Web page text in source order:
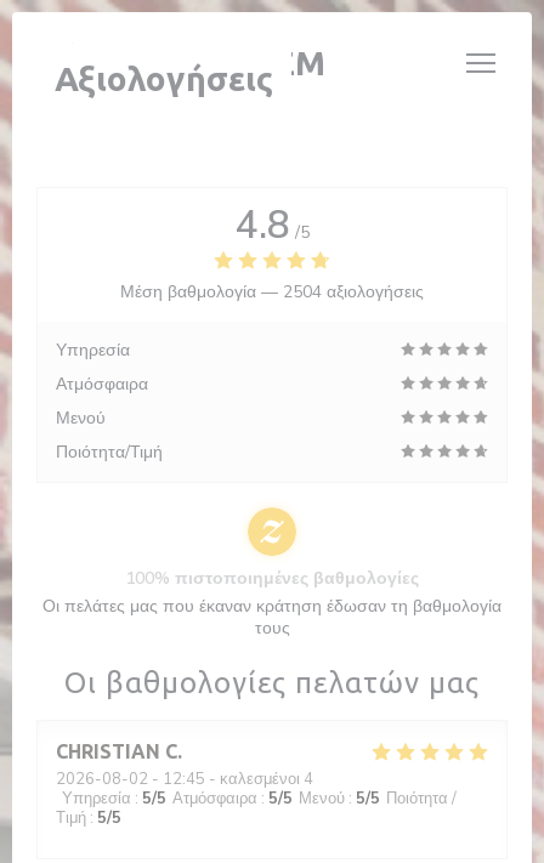
Πίνακας διαχείρισης "Μπισκότων" (Cookies)
L'ÉTABLE DE HEM
Αξιολογήσεις
Οι βαθμολογίες πελατών μας
CHRISTIAN C
2026-08-02 - 12:45 - καλεσμένοι 4
Υπηρεσία : 5/5 Ατμόσφαιρα : 5/5 Μενού : 5/5 Ποιότητα /
Τιμή : 5/5
4.8 /5
Μέση βαθμολογία — 2504 αξιολογήσεις
Υπηρεσία
Ατμόσφαιρα
Μενού
Ποιότητα/Τιμή
100% πιστοποιημένες βαθμολογίες
Οι πελάτες μας που έκαναν κράτηση έδωσαν τη βαθμολογία
τους